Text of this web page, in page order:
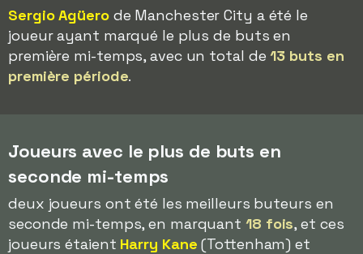
Sergio Agüerode Manchester City a été le
joueur ayant marqué le plus de buts en
première mi-temps, avec un total de13 buts en
première période.
Joueurs avec le plus de buts en
seconde mi-temps
deux joueurs ont été les meilleurs buteurs en
seconde mi-temps, en marquant 18 fois, et ces
joueurs étaient Harry Kane (Tottenham) et